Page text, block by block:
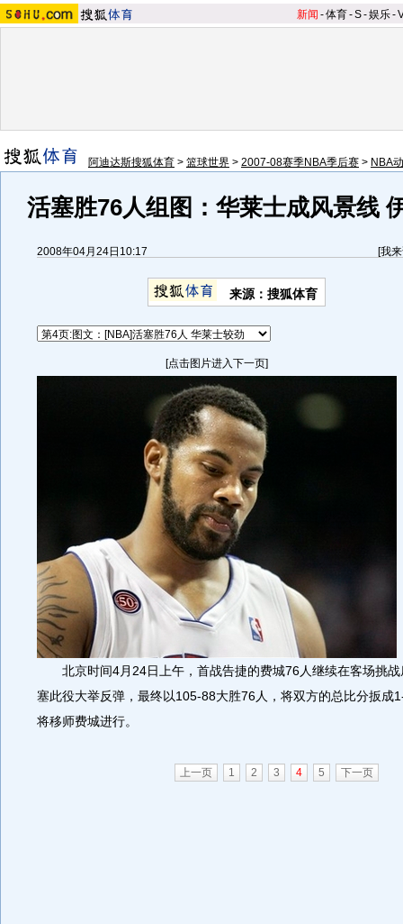
新闻 -体育-S-娱乐-
阿迪达斯搜狐体育 > 篮球世界 > 2007-08赛季NBA季后赛 > NBA
活塞胜76人组图：华莱士成风景线
2008年04月24日10:17 [我
来源：搜狐体育
[点击图片进入下一页]
北京时间4月24日上午，首战告捷的费城76人继续在客场挑战
塞此役大举反弹，最终以105-88大胜76人，将双方的总比分扳成
将移师费城进行。
上一页 1 2 3 4 5 下一页